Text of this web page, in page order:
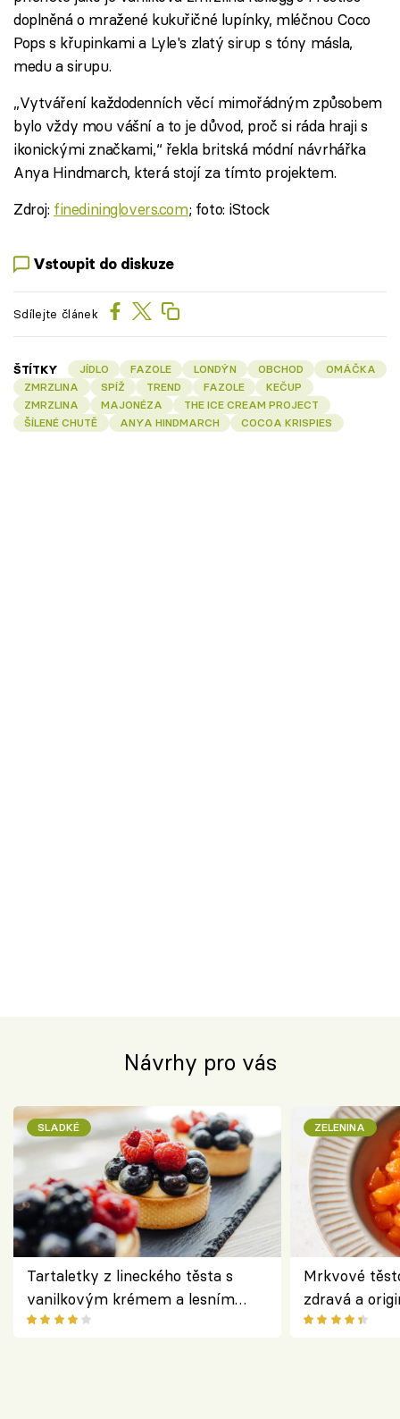
doplněná o mražené kukuřičné lupínky, mléčnou Coco
Pops s křupinkami a Lyle's zlatý sirup s tóny másla,
medu a sirupu.
„Vytváření každodenních věcí mimořádným způsobem
bylo vždy mou vášní a to je důvod, proč si ráda hraji s
ikonickými značkami,“ řekla britská módní návrhářka
Anya Hindmarch, která stojí za tímto projektem.
Zdroj: finedininglovers.com; foto: iStock
Vstoupit do diskuze
Sdílejte článek
ŠTÍTKY JÍDLO FAZOLE LONDÝN OBCHOD
OMÁČKA
ZMRZLINA
SPÍŽ TREND FAZOLE
KEČUP
ZMRZLINA
MAJONÉZA
THE ICE CREAM PROJECT
ŠÍLENÉ CHUTĚ
ANYA HINDMARCH COCOA KRISPIES
Návrhy pro vás
SLADKÉ
Tartaletky z lineckého těsta s
vanilkovým krémem a lesním
ovocem podle Bread Society
ZELENINA
Mrkvové
zdravá a
klasiky